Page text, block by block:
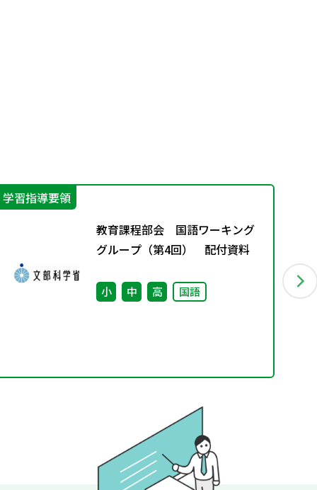
学習指導要領
教育課程部会 国語ワーキング
グループ（第4回） 配付資料
小 中 高 国語